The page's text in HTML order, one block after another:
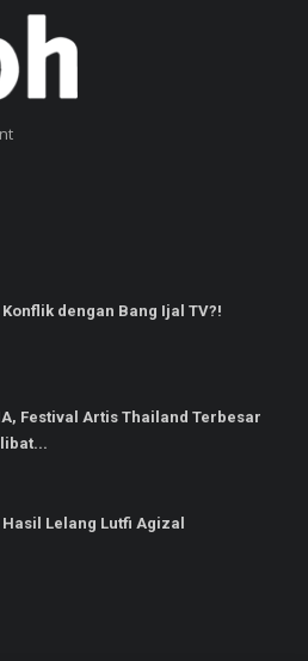
Konflik dengan Bang Ijal TV?!
Festival Artis Thailand Terbesar
Lelang Lutfi Agizal